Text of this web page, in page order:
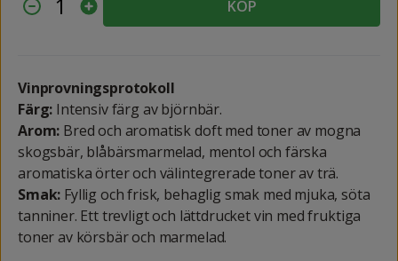
KÖP
Vinprovningsprotokoll
Färg: Intensiv färg av björnbär.
Arom: Bred och aromatisk doft med toner av mogna
skogsbär, blåbärsmarmelad, mentol och färska
aromatiska örter och välintegrerade toner av trä.
Smak: Fyllig och frisk, behaglig smak med mjuka, söta
tanniner. Ett trevligt och lättdrucket vin med fruktiga
toner av körsbär och marmelad.